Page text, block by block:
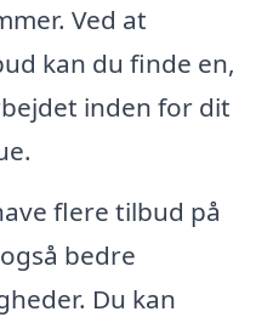
Ved at
kan du finde en,
inden for dit
flere tilbud på
bedre
Du kan